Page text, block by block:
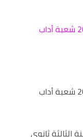
مواضيع الفلسفة المقترحة لبكالوريا 2017 شعبة أداب
مواضيع الفلسفة المقترحة لبكالوريا 2017 شعبة أداب